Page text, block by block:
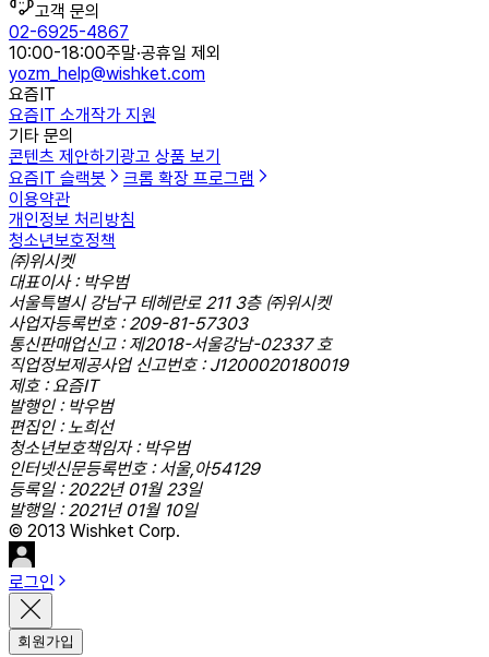
고객 문의
02-6925-4867
10:00-18:00주말·공휴일 제외
yozm_help@wishket.com
요즘IT
요즘IT 소개작가 지원
기타 문의
콘텐츠 제안하기 광고 상품 보기
요즘IT 슬랙봇
크롬 확장 프로그램
이용약관
개인정보 처리방침
청소년보호정책
㈜위시켓
대표이사 : 박우범
서울특별시 강남구 테헤란로 211 3층 ㈜위시켓
사업자등록번호 : 209-81-57303
통신판매업신고 : 제2018-서울강남-02337 호
직업정보제공사업 신고번호 : J1200020180019
제호 : 요즘IT
발행인 : 박우범
편집인 : 노희선
청소년보호책임자 : 박우범
인터넷신문등록번호 : 서울,아54129
등록일 : 2022년 01월 23일
발행일 : 2021년 01월 10일
© 2013 Wishket Corp.
로그인
회원가입